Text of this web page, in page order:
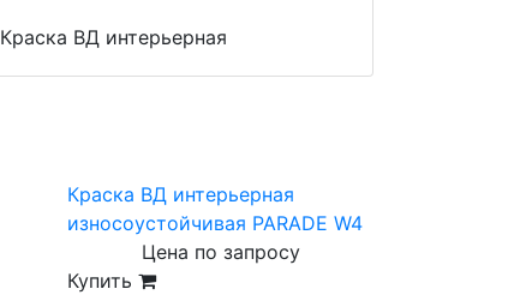
Краска ВД интерьерная
Краска ВД интерьерная
износоустойчивая PARADE W4
Цена по запросу
Купить